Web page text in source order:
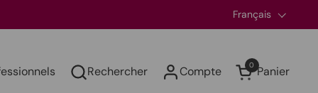
Langue
Français
Rechercher Compte Ouvrir le panier
Panier
0